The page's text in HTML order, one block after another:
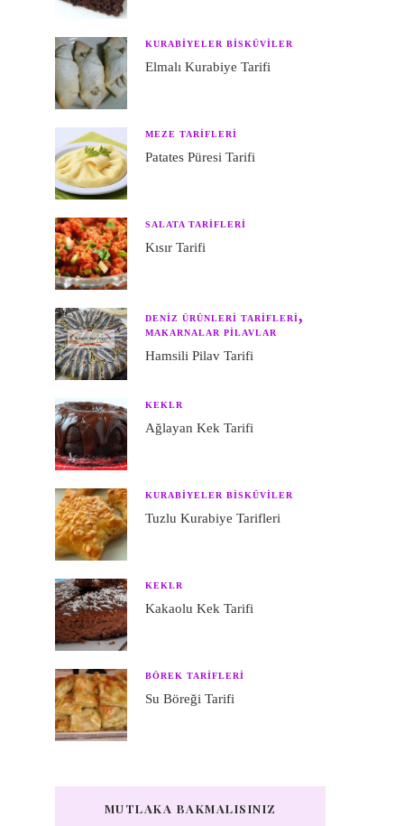
KURABIYELER BISKÜVILER
Elmalı Kurabiye Tarifi
MEZE TARIFLERI
Patates Püresi Tarifi
SALATA TARIFLERI
Kısır Tarifi
DENIZ ÜRÜNLERI TARIFLERI
MAKARNALAR PILAVLAR
Hamsili Pilav Tarifi
KEKLR
Ağlayan Kek Tarifi
KURABIYELER BISKÜVILER
Tuzlu Kurabiye Tarifleri
KEKLR
Kakaolu Kek Tarifi
BÖREK TARIFLERI
Su Böreği Tarifi
MUTLAKA BAKMALISINIZ